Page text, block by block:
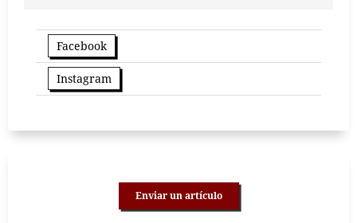
Facebook
Instagram
Enviar un artículo